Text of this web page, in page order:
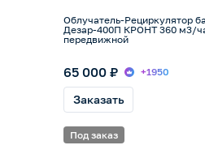
Облучатель-Рециркулятор
Дезар-400П КРОНТ 360 м3/
передвижной
65 000 ₽ +1950
Заказать
Под заказ